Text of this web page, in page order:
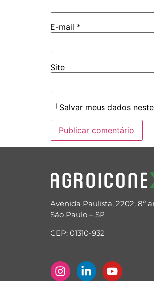
E-mail *
Site
Salvar meus dados
Avenida Paulista, 2202, 8º
São Paulo – SP
CEP: 01310-932